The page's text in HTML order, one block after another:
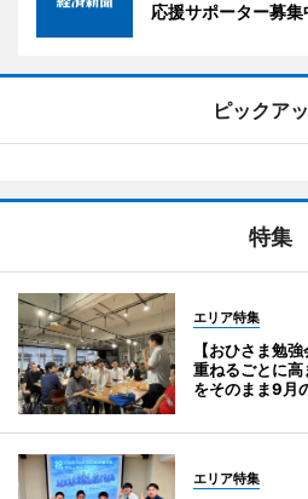
応援サポーター募集
ピックア
特集
エリア特集
【おひさま勉
重ねるごとに
をそのまま9月
エリア特集